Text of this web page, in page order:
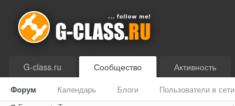
G-class.ru Сообщество
Форум Календарь Блоги Пользователи в сети
Активность